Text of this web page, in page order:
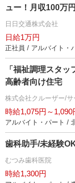
ュー！月収100万
日日交通株式会社
日給1万円
正社員 / アルバイト・
「福祉調理スタ
高齢者向け住宅
株式会社クルーザー/サ
時給1,075円～1,090
アルバイト・パート /
歯科助手/未経験
むつみ歯科医院
時給1,300円